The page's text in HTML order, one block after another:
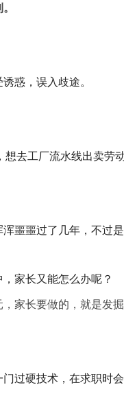
惑，误入歧途。
去工厂流水线出卖劳
噩噩过了几年，不过
家长又能怎么办呢？
家长要做的，就是发掘
门过硬技术，在求职时